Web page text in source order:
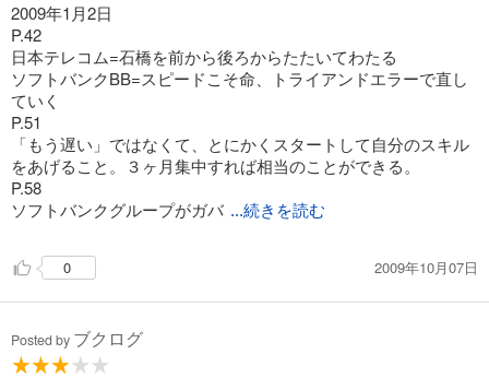
2009年1月2日
P.42
日本テレコム=石橋を前から後ろからたたいてわたる
ソフトバンクBB=スピードこそ命、トライアンドエラーで直し
ていく
P.51
「もう遅い」ではなくて、とにかくスタートして自分のスキル
をあげること。３ヶ月集中すれば相当のことができる。
P.58
ソフトバンクグループがガバ ...続きを読む
0 2009年10月07日
Posted by ブクログ